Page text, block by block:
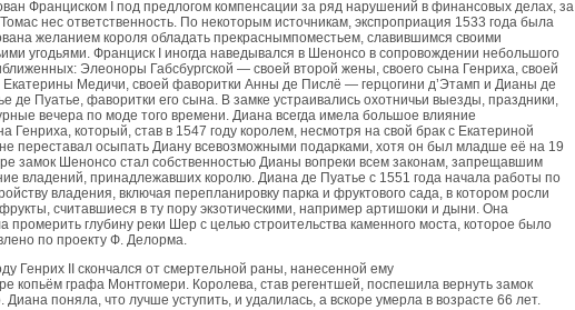
Франциском I под предлогом компенсации за ряд нарушений в финансовых делах, за
нес ответственность. По некоторым источникам, экспроприация 1533 года была
желанием короля обладать прекраснымпоместьем, славившимся своими
угодьями. Франциск I иногда наведывался в Шенонсо в сопровождении небольшого
Элеоноры Габсбургской — своей второй жены, своего сына Генриха, своей
Екатерины Медичи, своей фаворитки Анны де Пислё — герцогини д’Этамп и Дианы де
де Пуатье, фаворитки его сына. В замке устраивались охотничьи выезды, праздники,
вечера по моде того времени. Диана всегда имела большое влияние
Генриха, который, став в 1547 году королем, несмотря на свой брак с Екатериной
переставал осыпать Диану всевозможными подарками, хотя он был младше её на 19
замок Шенонсо стал собственностью Дианы вопреки всем законам, запрещавшим
владений, принадлежавших королю. Диана де Пуатье с 1551 года начала работы по
владения, включая перепланировку парка и фруктового сада, в котором росли
считавшиеся в ту пору экзотическими, например артишоки и дыни. Она
промерить глубину реки Шер с целью строительства каменного моста, которое было
по проекту Ф. Делорма.
Генрих II скончался от смертельной раны, нанесенной ему
копьём графа Монтгомери. Королева, став регентшей, поспешила вернуть замок
Диана поняла, что лучше уступить, и удалилась, а вскоре умерла в возрасте 66 лет.